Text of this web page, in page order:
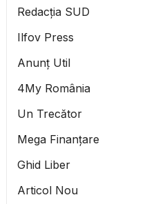
Redacția SUD
Ilfov Press
Anunț Util
4My România
Un Trecător
Mega Finanțare
Ghid Liber
Articol Nou